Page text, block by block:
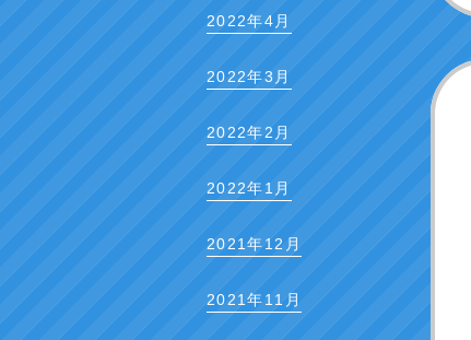
2022年4月
2022年3月
2022年2月
2022年1月
2021年12月
2021年11月